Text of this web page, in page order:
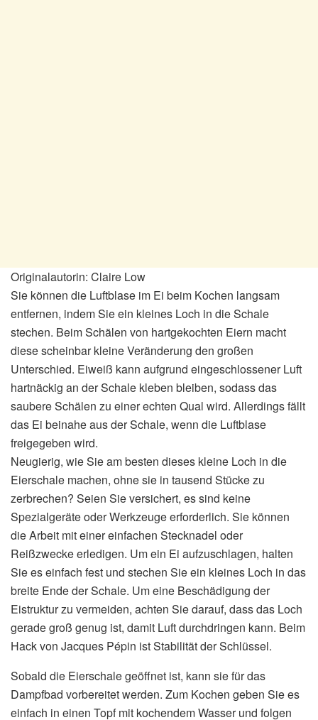
Originalautorin: Claire Low
Sie können die Luftblase im Ei beim Kochen langsam
entfernen, indem Sie ein kleines Loch in die Schale
stechen. Beim Schälen von hartgekochten Eiern macht
diese scheinbar kleine Veränderung den großen
Unterschied. Eiweiß kann aufgrund eingeschlossener Luft
hartnäckig an der Schale kleben bleiben, sodass das
saubere Schälen zu einer echten Qual wird. Allerdings fällt
das Ei beinahe aus der Schale, wenn die Luftblase
freigegeben wird.
Neugierig, wie Sie am besten dieses kleine Loch in die
Eierschale machen, ohne sie in tausend Stücke zu
zerbrechen? Seien Sie versichert, es sind keine
Spezialgeräte oder Werkzeuge erforderlich. Sie können
die Arbeit mit einer einfachen Stecknadel oder
Reißzwecke erledigen. Um ein Ei aufzuschlagen, halten
Sie es einfach fest und stechen Sie ein kleines Loch in das
breite Ende der Schale. Um eine Beschädigung der
Eistruktur zu vermeiden, achten Sie darauf, dass das Loch
gerade groß genug ist, damit Luft durchdringen kann. Beim
Hack von Jacques Pépin ist Stabilität der Schlüssel.
Sobald die Eierschale geöffnet ist, kann sie für das
Dampfbad vorbereitet werden. Zum Kochen geben Sie es
einfach in einen Topf mit kochendem Wasser und folgen